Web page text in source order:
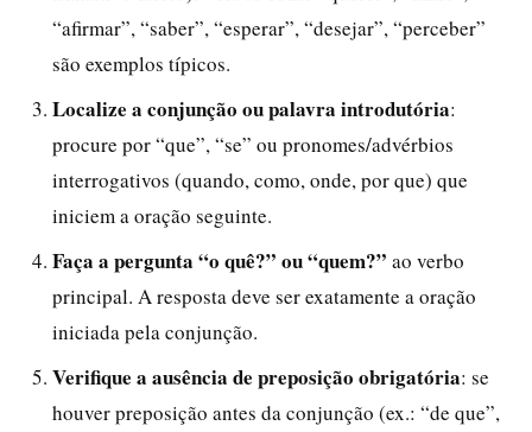
“afirmar”, “saber”, “esperar”, “desejar”, “perceber”
são exemplos típicos.
Localize a conjunção ou palavra introdutória:
procure por “que”, “se” ou pronomes/advérbios
interrogativos (quando, como, onde, por que) que
iniciem a oração seguinte.
Faça a pergunta “o quê?” ou “quem?” ao verbo
principal. A resposta deve ser exatamente a oração
iniciada pela conjunção.
Verifique a ausência de preposição obrigatória: se
houver preposição antes da conjunção (ex.: “de que”,